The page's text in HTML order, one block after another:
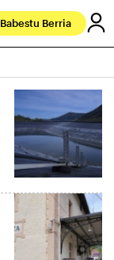
Babestu Berria